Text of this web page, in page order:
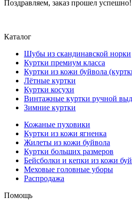
Поздравляем, заказ прошел успешно!
Каталог
Шубы из скандинавской норки
Куртки премиум класса
Куртки из кожи буйвола
Лётные куртки
Куртки косухи
Винтажные куртки ручной
Зимние куртки
Кожаные пуховики
Куртки из кожи ягненка
Жилеты из кожи буйвола
Куртки больших размеров
Бейсболки и кепки из кожи
Меховые головные уборы
Распродажа
Помощь